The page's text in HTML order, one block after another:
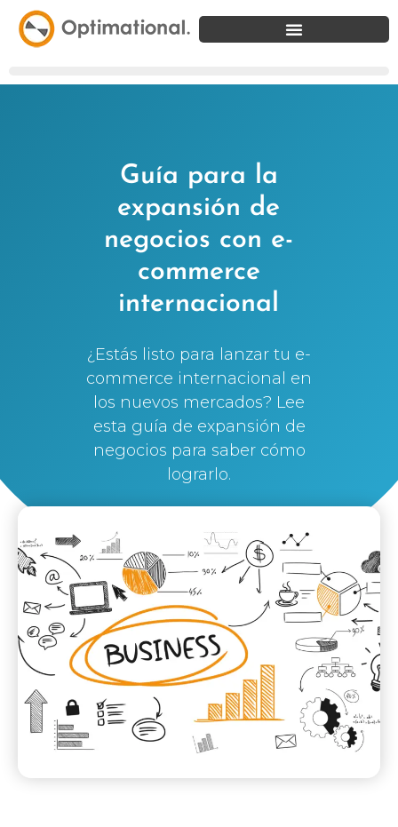
Guía para la
expansión de
negocios con e-
commerce
internacional
¿Estás listo para lanzar tu e-
commerce internacional en
los nuevos mercados? Lee
esta guía de expansión de
negocios para saber cómo
lograrlo.